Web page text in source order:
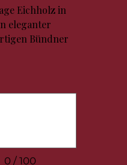
Eichholz in
eleganter
Bündner
0 / 100